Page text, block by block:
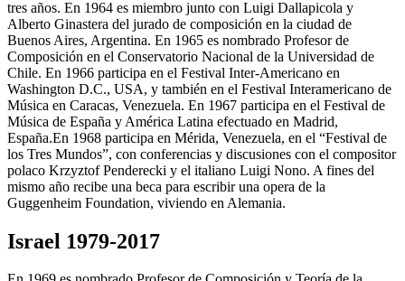
tres años. En 1964 es miembro junto con Luigi Dallapicola y
Alberto Ginastera del jurado de composición en la ciudad de
Buenos Aires, Argentina. En 1965 es nombrado Profesor de
Composición en el Conservatorio Nacional de la Universidad de
Chile. En 1966 participa en el Festival Inter-Americano en
Washington D.C., USA, y también en el Festival Interamericano de
Música en Caracas, Venezuela. En 1967 participa en el Festival de
Música de España y América Latina efectuado en Madrid,
España.En 1968 participa en Mérida, Venezuela, en el “Festival de
los Tres Mundos”, con conferencias y discusiones con el compositor
polaco Krzyztof Penderecki y el italiano Luigi Nono. A fines del
mismo año recibe una beca para escribir una opera de la
Guggenheim Foundation, viviendo en Alemania.
Israel 1979-2017